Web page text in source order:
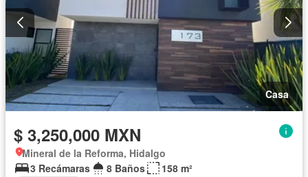
Casa
$ 3,250,000 MXN
Mineral de la Reforma, Hidalgo
3 Recámaras
8 Baños
158 m²